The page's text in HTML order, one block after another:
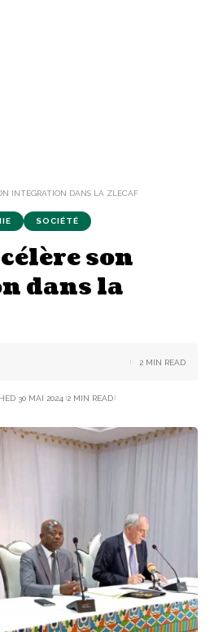
INTÉGRATION DANS LA ZLECAF
SOCIÉTÉ
son
dans la
30 MAI 2024 2 MIN READ
2 MIN READ